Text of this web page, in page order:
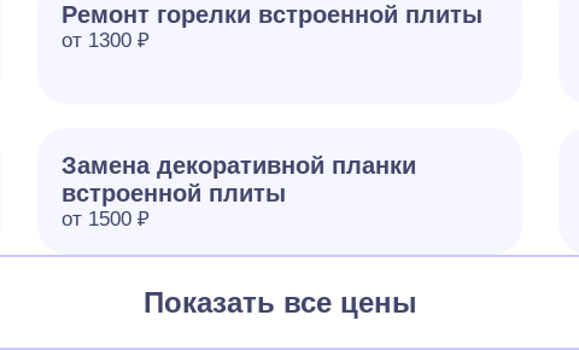
Ремонт горелки встроенной плиты
от 1300 ₽
Замена декоративной планки
встроенной плиты
от 1500 ₽
Показать все цены